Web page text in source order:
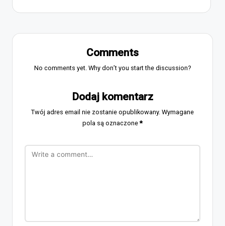
Comments
No comments yet. Why don’t you start the discussion?
Dodaj komentarz
Twój adres email nie zostanie opublikowany. Wymagane
pola są oznaczone*